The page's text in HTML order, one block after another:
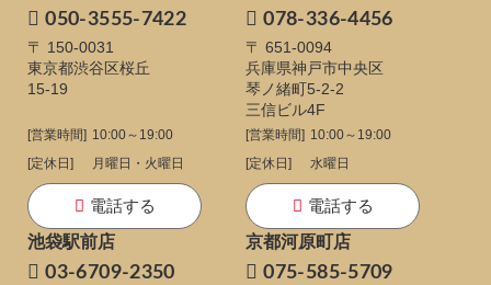
050-3555-7422
〒 150-0031
東京都渋谷区桜丘
15-19
[営業時間] 10:00～19:00
[定休日]
月曜日・火曜日
電話する
078-336-4456
〒 651-0094
兵庫県神戸市中央区
琴ノ緒町5-2-2
三信ビル4F
[営業時間] 10:00～19:00
[定休日]
水曜日
電話する
池袋駅前店
03-6709-2350
京都河原町店
075-585-5709